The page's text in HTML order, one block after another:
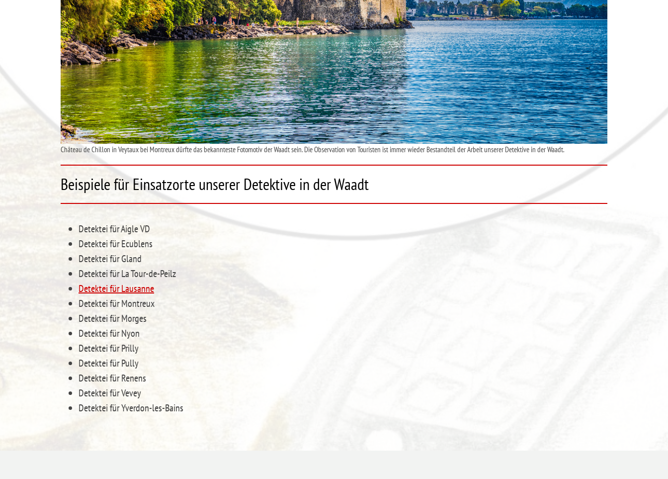
Château de Chillon in Veytaux bei Montreux dürfte das bekannteste Fotomotiv der Waadt sein. Die Observation von Touristen ist immer wieder Bestandteil der Arbeit unserer Detektive in der Waadt.
Beispiele für Einsatzorte unserer Detektive in der Waadt
Detektei für Aigle VD
Detektei für Ecublens
Detektei für Gland
Detektei für La Tour-de-Peilz
Detektei für Lausanne
Detektei für Montreux
Detektei für Morges
Detektei für Nyon
Detektei für Prilly
Detektei für Pully
Detektei für Renens
Detektei für Vevey
Detektei für Yverdon-les-Bains